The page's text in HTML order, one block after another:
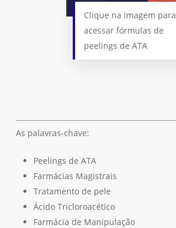
Clique na imagem para
acessar fórmulas de
peelings de ATA
As palavras-chave:
Peelings de ATA
Farmácias Magistrais
Tratamento de pele
Ácido Tricloroacético
Farmácia de Manipulação